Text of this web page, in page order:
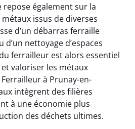
repose également sur la
issus de diverses
d’un débarras ferraille
nettoyage d’espaces
ferrailleur est alors essentiel
valoriser les métaux
à Prunay-en-
intègrent des filières
à une économie plus
des déchets ultimes.